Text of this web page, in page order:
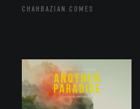
CHAHBAZIAN COMES